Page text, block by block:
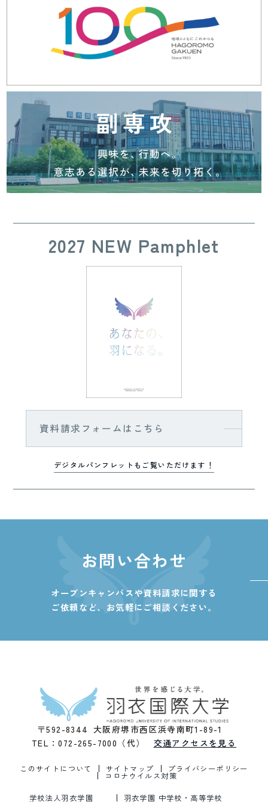
2027 NEW Pamphlet
資料請求フォームはこちら
デジタルパンフレットもご覧いただけます！
お問い合わせ
オープンキャンパスや資料請求に関する
ご依頼など、 お気軽にご相談ください。
〒592-8344 大阪府堺市西区浜寺南町1-89-1
TEL：072-265-7000（代）
交通アクセスを見る
このサイトについて サイトマップ プライバシーポリシー
コロナウイルス対策
学校法人羽衣学園 羽衣学園 中学校・高等学校